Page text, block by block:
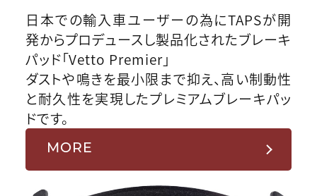
日本での輸入車ユーザーの為にTAPSが開
発からプロデュースし製品化されたブレーキ
パッド「Vetto Premier」
ダストや鳴きを最小限まで抑え、高い制動性
と耐久性を実現したプレミアムブレーキパッ
ドです。
MORE